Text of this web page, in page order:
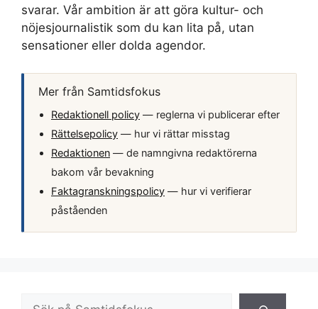
svarar. Vår ambition är att göra kultur- och
nöjesjournalistik som du kan lita på, utan
sensationer eller dolda agendor.
Mer från Samtidsfokus
Redaktionell policy — reglerna vi publicerar efter
Rättelsepolicy — hur vi rättar misstag
Redaktionen — de namngivna redaktörerna
bakom vår bevakning
Faktagranskningspolicy — hur vi verifierar
påståenden
Sök